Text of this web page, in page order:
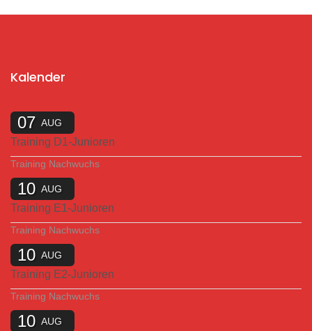
Kalender
07 AUG
Training D1-Junioren
Training Nachwuchs
10 AUG
Training E1-Junioren
Training Nachwuchs
10 AUG
Training E2-Junioren
Training Nachwuchs
10 AUG